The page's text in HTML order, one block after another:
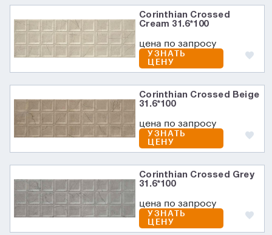
Corinthian Crossed
Cream 31.6*100
цена по запросу
УЗНАТЬ
ЦЕНУ
Corinthian Crossed Beige
31.6*100
цена по запросу
УЗНАТЬ
ЦЕНУ
Corinthian Crossed Grey
31.6*100
цена по запросу
УЗНАТЬ
ЦЕНУ